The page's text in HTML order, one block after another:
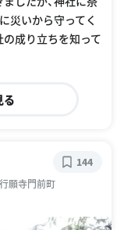
災いから守ってく
成り立ちを知って
る
願寺門前町
144